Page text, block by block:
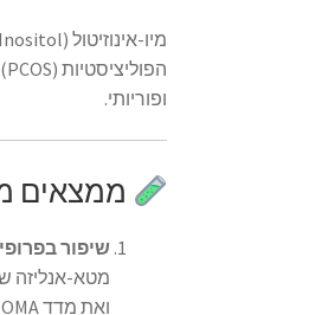
הפוליציסטיות (PCOS).
ופוריותי.
ממצאים
שיפור
מטא-אנליזה